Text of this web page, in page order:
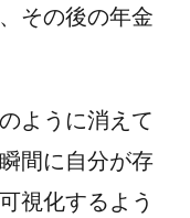
その後の年金
ように消えて
間に自分が存
視化するよう